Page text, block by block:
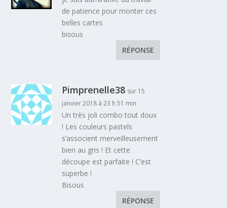
de patience pour monter ces
belles cartes
bisous
RÉPONSE
Pimprenelle38 sur 15
janvier 2018 à 23 h 51 min
Un très joli combo tout doux
! Les couleurs pastels
s’associent merveilleusement
bien au gris ! Et cette
découpe est parfaite ! C’est
superbe !
Bisous
RÉPONSE